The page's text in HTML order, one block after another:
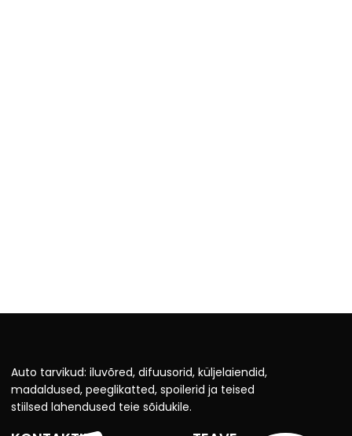
Auto tarvikud: iluvõred, difuusorid, küljelaiendid,
madaldused, peeglikatted, spoilerid ja teised
stiilsed lahendused teie sõidukile.